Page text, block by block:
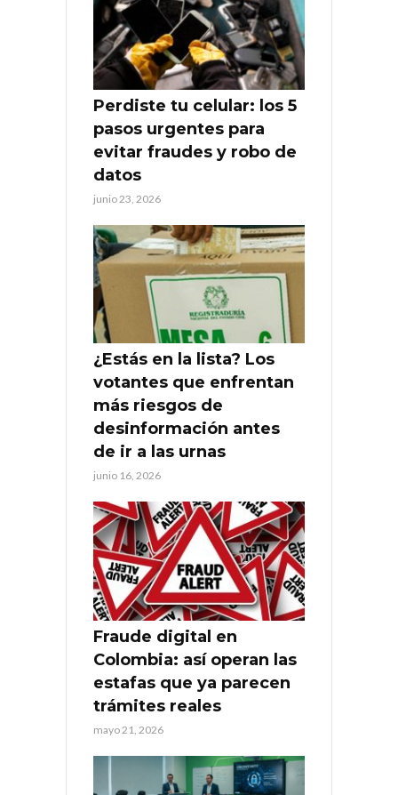
Perdiste tu celular: los 5
pasos urgentes para
evitar fraudes y robo de
datos
junio 23, 2026
¿Estás en la lista? Los
votantes que enfrentan
más riesgos de
desinformación antes
de ir a las urnas
junio 16, 2026
Fraude digital en
Colombia: así operan las
estafas que ya parecen
trámites reales
mayo 21, 2026